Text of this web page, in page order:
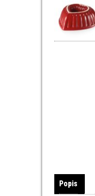
Popis